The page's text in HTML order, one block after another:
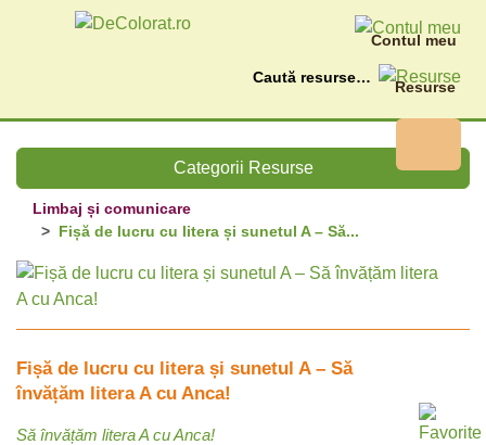
Contul meu
Resurse
Caută
Categorii Resurse
Limbaj și comunicare
Fișă de lucru cu litera și sunetul A – Să...
Fișă de lucru cu litera și sunetul A – Să
învățăm litera A cu Anca!
Să învățăm litera A cu Anca!